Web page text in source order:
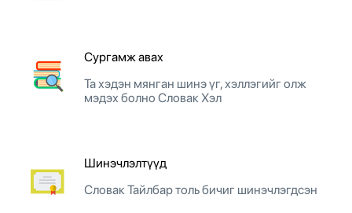
Сургамж авах
Та хэдэн мянган шинэ үг, хэллэгийг олж
мэдэх болно Словак Хэл
Шинэчлэлтүүд
Словак Тайлбар толь бичиг шинэчлэгдсэн